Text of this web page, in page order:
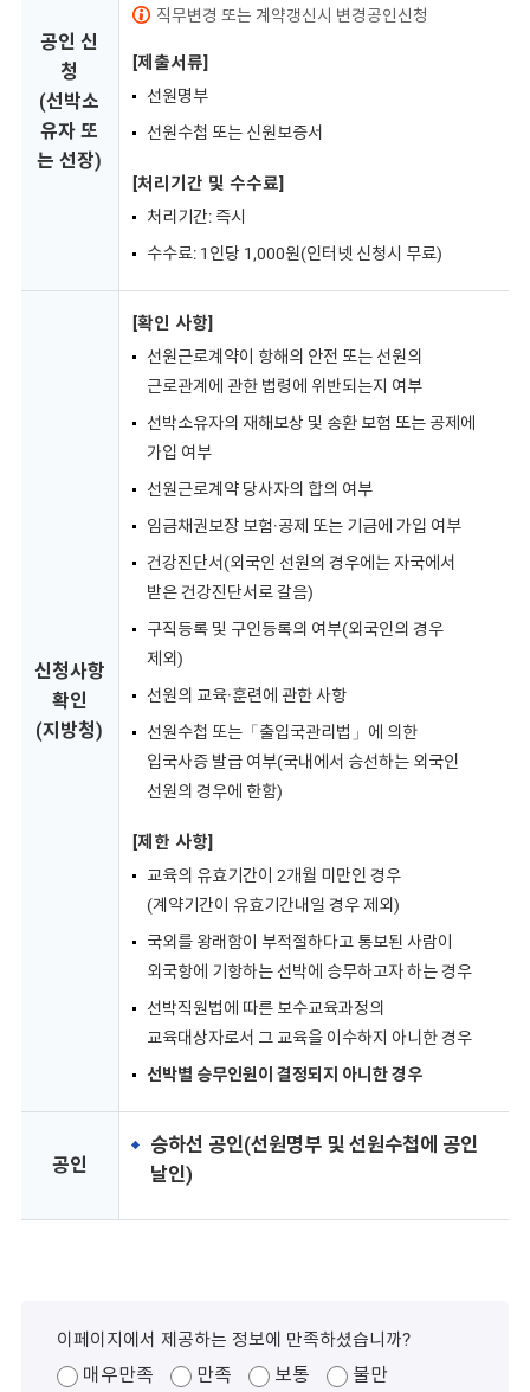
공인 신
청
(선박소
유자 또
는 선장)
직무변경 또는 계약갱신시 변경공인신청
[제출서류]
선원명부
선원수첩 또는 신원보증서
[처리기간 및 수수료]
처리기간: 즉시
수수료: 1인당 1,000원(인터넷 신청시 무료)
신청사항
확인
(지방청)
[확인 사항]
선원근로계약이 항해의 안전 또는 선원의
근로관계에 관한 법령에 위반되는지 여부
선박소유자의 재해보상 및 송환 보험 또는 공제에
가입 여부
선원근로계약 당사자의 합의 여부
임금채권보장 보험·공제 또는 기금에 가입 여부
건강진단서(외국인 선원의 경우에는 자국에서
받은 건강진단서로 갈음)
구직등록 및 구인등록의 여부(외국인의 경우
제외)
선원의 교육·훈련에 관한 사항
선원수첩 또는「출입국관리법」에 의한
입국사증 발급 여부(국내에서 승선하는 외국인
선원의 경우에 한함)
[제한 사항]
교육의 유효기간이 2개월 미만인 경우
(계약기간이 유효기간내일 경우 제외)
국외를 왕래함이 부적절하다고 통보된 사람이
외국항에 기항하는 선박에 승무하고자 하는 경우
선박직원법에 따른 보수교육과정의
교육대상자로서 그 교육을 이수하지 아니한 경우
선박별 승무인원이 결정되지 아니한 경우
공인
승하선 공인(선원명부 및 선원수첩에 공인
날인)
이페이지에서 제공하는 정보에 만족하셨습니까?
매우만족 만족 보통
불만